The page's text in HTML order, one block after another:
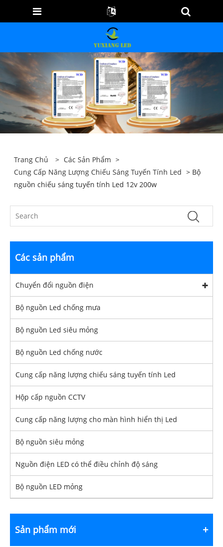
Trang Chủ > Các Sản Phẩm >
Cung Cấp Năng Lượng Chiếu Sáng Tuyến Tính Led > Bộ
nguồn chiếu sáng tuyến tính Led 12v 200w
Các sản phẩm
Chuyển đổi nguồn điện
Bộ nguồn Led chống mưa
Bộ nguồn Led siêu mỏng
Bộ nguồn Led chống nước
Cung cấp năng lượng chiếu sáng tuyến tính Led
Hộp cấp nguồn CCTV
Cung cấp năng lượng cho màn hình hiển thị Led
Bộ nguồn siêu mỏng
Nguồn điện LED có thể điều chỉnh độ sáng
Bộ nguồn LED mỏng
Sản phẩm mới